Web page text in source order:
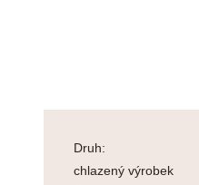
Druh:
chlazený výrobek